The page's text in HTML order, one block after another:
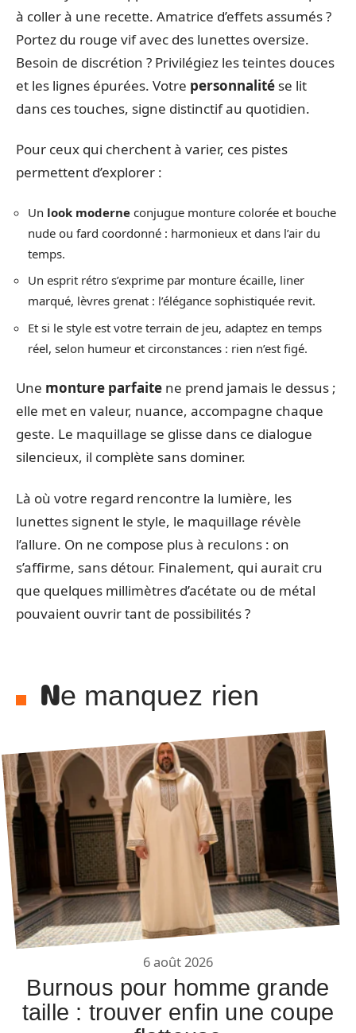
à coller à une recette. Amatrice d’effets assumés ?
Portez du rouge vif avec des lunettes oversize.
Besoin de discrétion ? Privilégiez les teintes douces
et les lignes épurées. Votre personnalité se lit
dans ces touches, signe distinctif au quotidien.
Pour ceux qui cherchent à varier, ces pistes
permettent d’explorer :
Un look moderne conjugue monture colorée et bouche
nude ou fard coordonné : harmonieux et dans l’air du
temps.
Un esprit rétro s’exprime par monture écaille, liner
marqué, lèvres grenat : l’élégance sophistiquée revit.
Et si le style est votre terrain de jeu, adaptez en temps
réel, selon humeur et circonstances : rien n’est figé.
Une monture parfaite ne prend jamais le dessus ;
elle met en valeur, nuance, accompagne chaque
geste. Le maquillage se glisse dans ce dialogue
silencieux, il complète sans dominer.
Là où votre regard rencontre la lumière, les
lunettes signent le style, le maquillage révèle
l’allure. On ne compose plus à reculons : on
s’affirme, sans détour. Finalement, qui aurait cru
que quelques millimètres d’acétate ou de métal
pouvaient ouvrir tant de possibilités ?
Ne manquez rien
6 août 2026
Burnous pour homme grande
taille : trouver enfin une coupe